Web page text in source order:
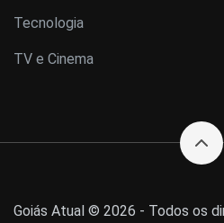
Tecnologia
TV e Cinema
Goiás Atual © 2026 - Todos os